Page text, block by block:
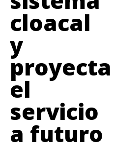
cloacal
y
proyecta
el
servicio
a futuro